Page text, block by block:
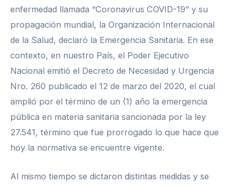
enfermedad llamada “Coronavirus COVID-19” y su
propagación mundial, la Organización Internacional
de la Salud, declaró la Emergencia Sanitaria. En ese
contexto, en nuestro País, el Poder Ejecutivo
Nacional emitió el Decreto de Necesidad y Urgencia
Nro. 260 publicado el 12 de marzo del 2020, el cual
amplió por el término de un (1) año la emergencia
pública en materia sanitaria sancionada por la ley
27.541, término que fue prorrogado lo que hace que
hoy la normativa se encuentre vigente.
Al mismo tiempo se dictaron distintas medidas y se